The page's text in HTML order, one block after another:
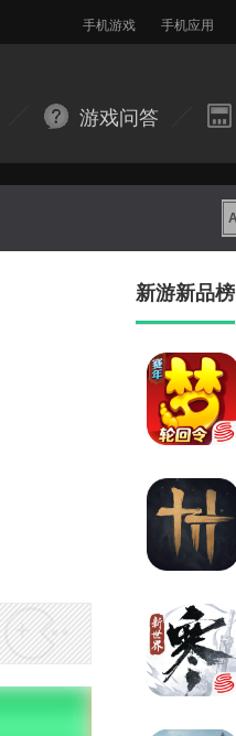
手机游戏 手机应用
游戏问答
新游新品榜